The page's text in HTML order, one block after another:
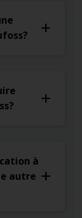
à
autre